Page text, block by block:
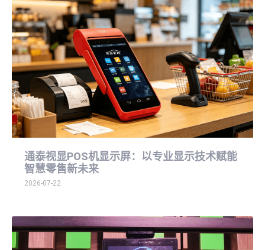
通泰视显POS机显示屏：以专业显示技术赋能
智慧零售新未来
2026-07-22